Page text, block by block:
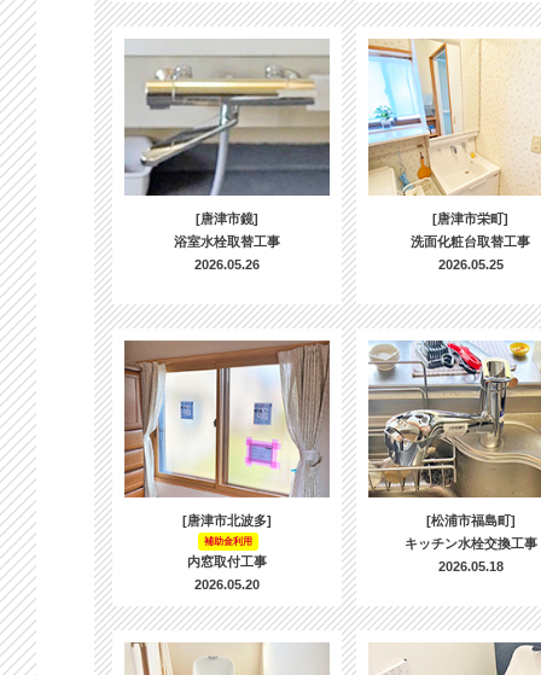
[唐津市鏡]
浴室水栓取替工事
2026.05.26
[唐津市栄町]
洗面化粧台取替工事
2026.05.25
[唐津市北波多]
補助金利用
内窓取付工事
2026.05.20
[松浦市福島町]
キッチン水栓交換工事
2026.05.18